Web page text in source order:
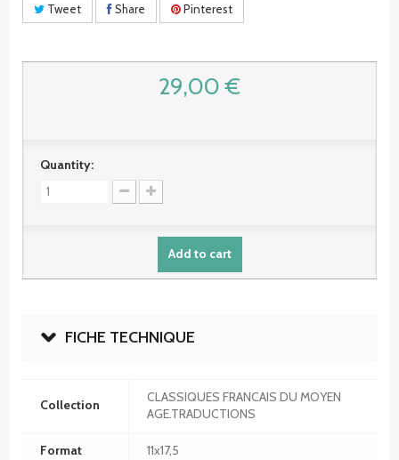
Tweet Share Pinterest
29,00 €
Quantity:
Add to cart
FICHE TECHNIQUE
Collection
CLASSIQUES FRANCAIS DU MOYEN
AGE.TRADUCTIONS
Format 11x17,5